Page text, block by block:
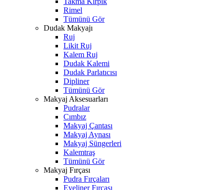
Rimel
Tümünü Gör
Dudak Makyajı
Ruj
Likit Ruj
Kalem Ruj
Dudak Kalemi
Dudak Parlatıcısı
Dipliner
Tümünü Gör
Makyaj Aksesuarları
Pudralar
Cımbız
Makyaj Çantası
Makyaj Aynası
Makyaj Süngerleri
Kalemtraş
Tümünü Gör
Makyaj Fırçası
Pudra Fırçaları
Eyeliner Fırçası